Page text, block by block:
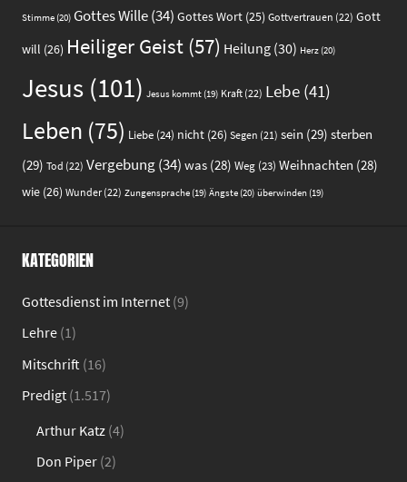
Stimme (20) Gottes Wille(34) Gottes Wort (25) Gottvertrauen (22) Gott
will (26) Heiliger Geist (57) Heilung (30) Herz (20)
Jesus (101) Jesus kommt (19) Kraft (22) Lebe (41)
Leben (75) Liebe (24) nicht (26) Segen (21) sein (29) sterben
(29) Tod (22) Vergebung(34) was (28) Weg (23) Weihnachten (28)
wie (26) Wunder (22) Zungensprache (19) Ängste (20) überwinden (19)
KATEGORIEN
Gottesdienst im Internet (9)
Lehre (1)
Mitschrift (16)
Predigt (1.517)
Arthur Katz (4)
Don Piper (2)